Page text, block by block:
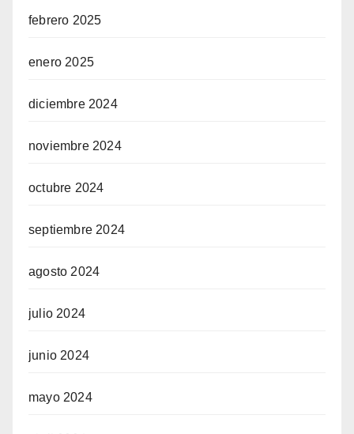
febrero 2025
enero 2025
diciembre 2024
noviembre 2024
octubre 2024
septiembre 2024
agosto 2024
julio 2024
junio 2024
mayo 2024